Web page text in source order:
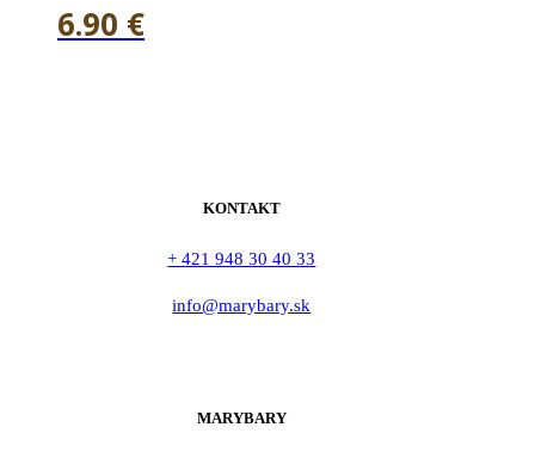
6.90 €
KONTAKT
+ 421 948 30 40 33
info@marybary.sk
MARYBARY